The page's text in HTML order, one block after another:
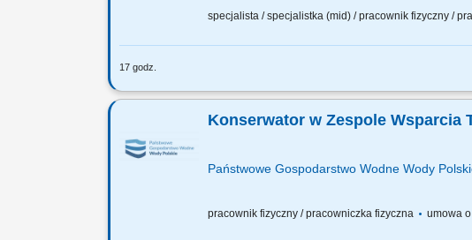
specjalista / specjalistka (mid) / pracownik fizyczny /
17 godz.
Jakie zadania na Ciebie czekają? Utrzymanie stanu
Konserwator w Zespole Wsparcia
Państwowe Gospodarstwo Wodne Wody
pracownik fizyczny / pracowniczka fizyczna umowa